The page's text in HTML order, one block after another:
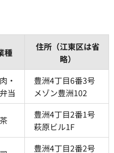
種
住所（江東区は省
略）
・
当
豊洲4丁目6番3号
メゾン豊洲102
豊洲4丁目2番1号
萩原ビル1F
豊洲4丁目2番2号